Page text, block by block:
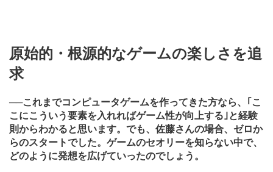
原始的・根源的なゲームの楽しさを追
求
──これまでコンピュータゲームを作ってきた方なら、｢こ
こにこういう要素を入れればゲーム性が向上する｣と経験
則からわかると思います。でも、佐藤さんの場合、ゼロか
らのスタートでした。ゲームのセオリーを知らない中で、
どのように発想を広げていったのでしょう。